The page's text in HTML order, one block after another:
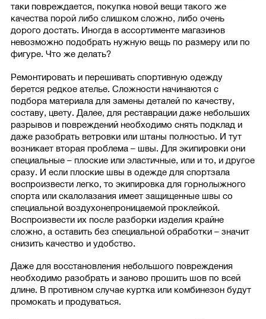
таки повреждается, покупка новой вещи такого же
качества порой либо слишком сложно, либо очень
дорого достать. Иногда в ассортименте магазинов
невозможно подобрать нужную вещь по размеру или по
фигуре. Что же делать?
Ремонтировать и перешивать спортивную одежду
берется редкое ателье. Сложности начинаются с
подбора материала для замены деталей по качеству,
составу, цвету. Далее, для реставрации даже небольших
разрывов и повреждений необходимо снять подклад и
даже разобрать ветровки или штаны полностью. И тут
возникает вторая проблема – швы. Для экипировки они
специальные – плоские или эластичные, или и то, и другое
сразу. И если плоские швы в одежде для спортзала
воспроизвести легко, то экипировка для горнолыжного
спорта или скалолазания имеет защищенные швы со
специальной воздухонепроницаемой проклейкой.
Воспроизвести их после разборки изделия крайне
сложно, а оставить без специальной обработки – значит
снизить качество и удобство.
Даже для восстановления небольшого повреждения
необходимо разобрать и заново прошить шов по всей
длине. В противном случае куртка или комбинезон будут
промокать и продуваться.